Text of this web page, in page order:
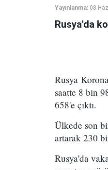
Yayınlanma: 08
Rusya'da
Rusya
saatte 8 bin
658'e çıktı.
Ülkede son
artarak 230
Rusya'da